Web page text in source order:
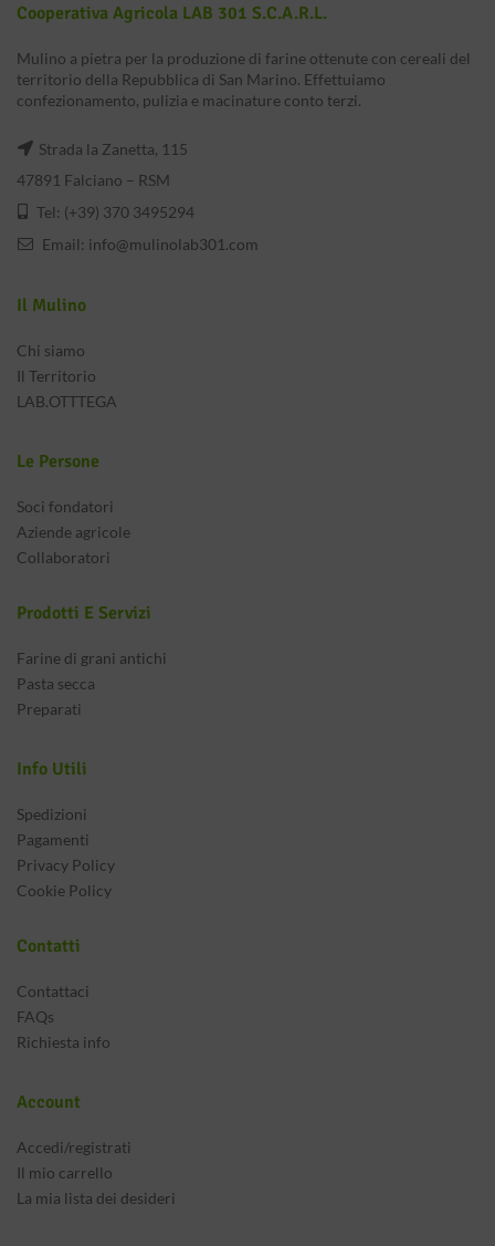
Cooperativa Agricola LAB 301 S.c.a.r.l.
Mulino a pietra per la produzione di farine ottenute con cereali del
territorio della Repubblica di San Marino. Effettuiamo
confezionamento, pulizia e macinature conto terzi.
Strada la Zanetta, 115
47891 Falciano – RSM
Tel: (+39) 370 3495294
Email: info@mulinolab301.com
Il Mulino
Chi siamo
Il Territorio
LAB.OTTTEGA
Le Persone
Soci fondatori
Aziende agricole
Collaboratori
Prodotti E Servizi
Farine di grani antichi
Pasta secca
Preparati
Info Utili
Spedizioni
Pagamenti
Privacy Policy
Cookie Policy
Contatti
Contattaci
FAQs
Richiesta info
Account
Accedi/registrati
Il mio carrello
La mia lista dei desideri